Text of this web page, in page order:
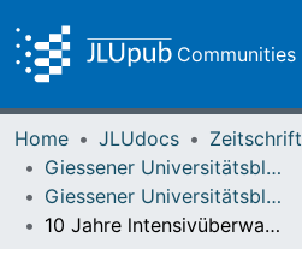
Home JLUdocs
Giessener Universitätsblätter
Giessener Universitätsblätter 11 (1978) Heft 1
10 Jahre lntensivüberwachung und Intensivtherapie